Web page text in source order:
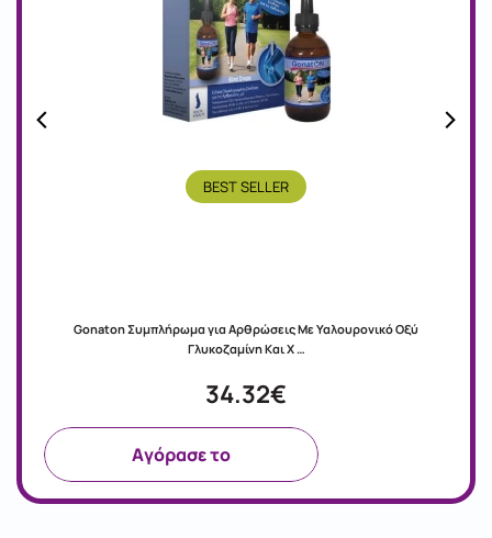
BEST SELLER
Gonaton Συμπλήρωμα για Αρθρώσεις Με Υαλουρονικό Οξύ
Γλυκοζαμίνη Και Χ …
34.32€
Aγόρασε το